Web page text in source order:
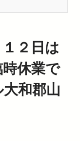
２日は
休業で
和郡山